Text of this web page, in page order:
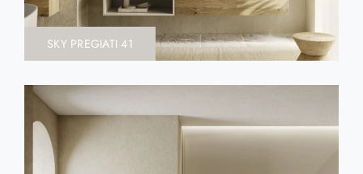
SKY PREGIATI 41